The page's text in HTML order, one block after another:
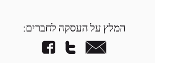
המלץ על העסקה לחברים: